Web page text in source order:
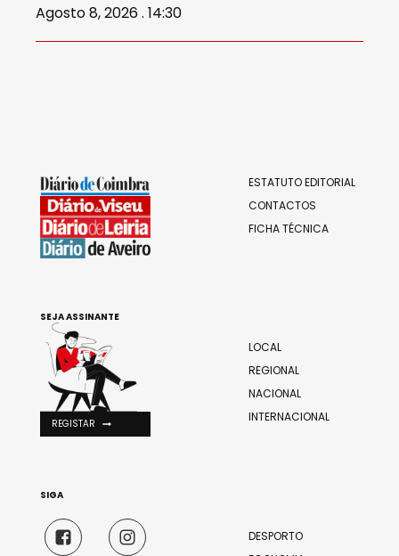
Agosto 8, 2026 . 14:30
ESTATUTO EDITORIAL
CONTACTOS
FICHA TÉCNICA
LOCAL
REGIONAL
NACIONAL
INTERNACIONAL
DESPORTO
SEJA ASSINANTE
REGISTAR
SIGA